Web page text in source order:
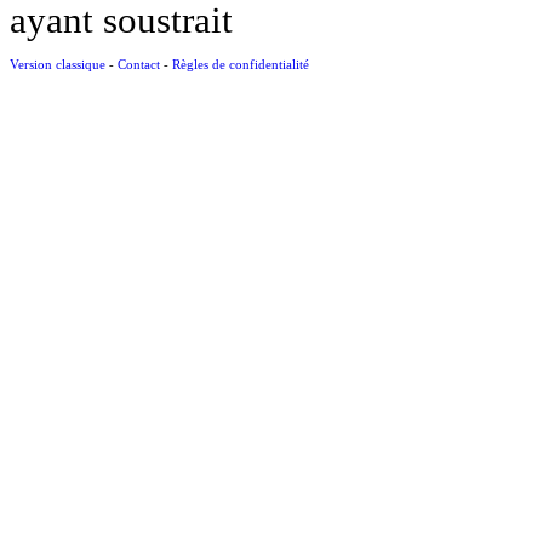
ayant soustrait
Version classique - Contact - Règles de confidentialité